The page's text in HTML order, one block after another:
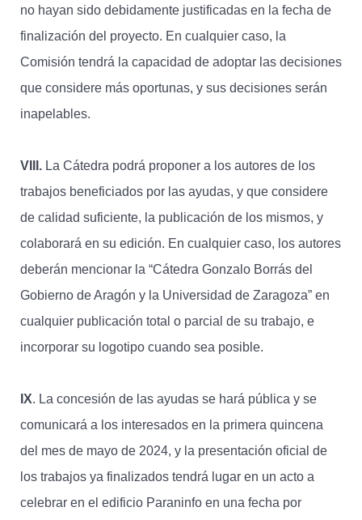
no hayan sido debidamente justificadas en la fecha de
finalización del proyecto. En cualquier caso, la
Comisión tendrá la capacidad de adoptar las decisiones
que considere más oportunas, y sus decisiones serán
inapelables.
VIII. La Cátedra podrá proponer a los autores de los
trabajos beneficiados por las ayudas, y que considere
de calidad suficiente, la publicación de los mismos, y
colaborará en su edición. En cualquier caso, los autores
deberán mencionar la “Cátedra Gonzalo Borrás del
Gobierno de Aragón y la Universidad de Zaragoza” en
cualquier publicación total o parcial de su trabajo, e
incorporar su logotipo cuando sea posible.
IX. La concesión de las ayudas se hará pública y se
comunicará a los interesados en la primera quincena
del mes de mayo de 2024, y la presentación oficial de
los trabajos ya finalizados tendrá lugar en un acto a
celebrar en el edificio Paraninfo en una fecha por